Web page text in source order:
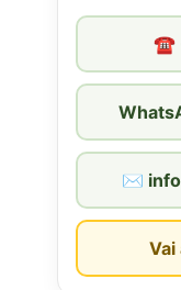
☎︎
✉︎
Vai